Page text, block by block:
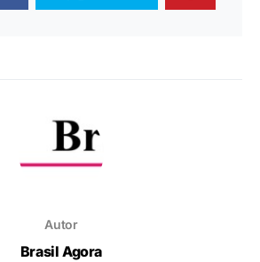
Autor
Brasil Agora